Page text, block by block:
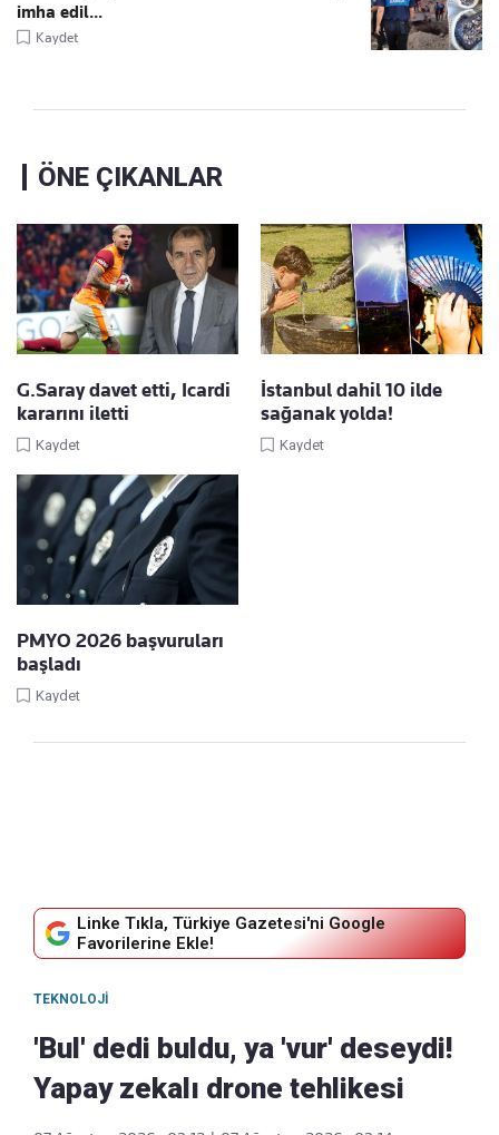
imha edil...
Kaydet
ÖNE ÇIKANLAR
G.Saray davet etti, Icardi
kararını iletti
Kaydet
İstanbul dahil 10 ilde
sağanak yolda!
Kaydet
PMYO 2026 başvuruları
başladı
Kaydet
Linke Tıkla, Türkiye Gazetesi'ni Google
Favorilerine Ekle!
TEKNOLOJI
'Bul' dedi buldu, ya 'vur' deseydi!
Yapay zekalı drone tehlikesi